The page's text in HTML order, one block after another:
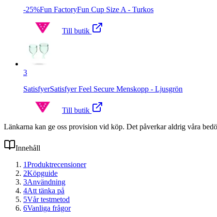
-25%Fun FactoryFun Cup Size A - Turkos
Till butik
3
SatisfyerSatisfyer Feel Secure Menskopp - Ljusgrön
Till butik
Länkarna kan ge oss provision vid köp. Det påverkar aldrig våra
Innehåll
1Produktrecensioner
2Köpguide
3Användning
4Att tänka på
5Vår testmetod
6Vanliga frågor